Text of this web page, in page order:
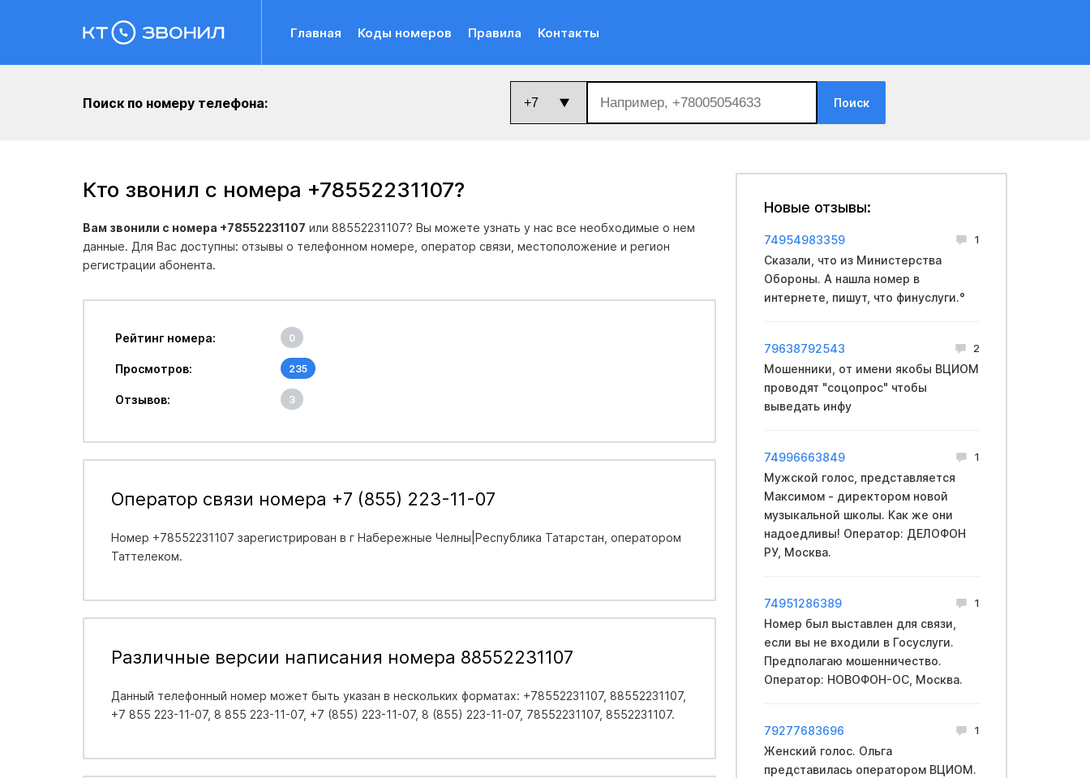
Главная Коды номеров Правила Контакты
Поиск по номеру телефона: Поиск
Кто звонил с номера +78552231107?
Вам звонили с номера +78552231107 или 88552231107? Вы можете узнать у нас все необходимые о нем
данные. Для Вас доступны: отзывы о телефонном номере, оператор связи, местоположение и регион
регистрации абонента.
Рейтинг номера: 0
Просмотров: 235
Отзывов: 3
Оператор связи номера +7 (855) 223-11-07
Номер +78552231107 зарегистрирован в г Набережные Челны|Республика Татарстан , оператором
Таттелеком.
Различные версии написания номера 88552231107
Данный телефонный номер может быть указан в нескольких форматах: +78552231107, 88552231107,
+7 855 223-11-07, 8 855 223-11-07, +7 (855) 223-11-07, 8 (855) 223-11-07, 78552231107, 8552231107.
Новые отзывы:
74954983359 1
Сказали, что из Mинистерства
Oбopoны. А нашла номер в
интернете, пишут, что финycлуги.°
79638792543 2
Мошенники, от имени якобы ВЦИОМ
проводят "соцопрос" чтобы
выведать инфу
74996663849 1
Мужской голос, представляется
Максимом - директором новой
музыкальной школы. Как же они
надоедливы! Оператор: ДЕЛОФОН
РУ, Москва.
74951286389 1
Номер был выставлен для связи,
если вы не входили в Госуслуги.
Предполагаю мошенничество.
Оператор: НОВОФОН-ОС, Москва.
79277683696 1
Женский голос. Ольга
представилась оператором ВЦИОМ.